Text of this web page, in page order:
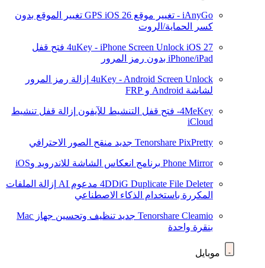
iAnyGo - تغيير موقع GPS iOS 26
تغيير الموقع بدون
كسر الحماية/الروت
4uKey - iPhone Screen Unlock iOS 27
فتح قفل
iPhone/iPad بدون رمز المرور
4uKey - Android Screen Unlock إزالة رمز المرور
لشاشة Android و FRP
4MeKey- فتح قفل التنشيط للآيفون
إزالة قفل تنشيط
iCloud
Tenorshare PixPretty جديد منقح الصور الاحترافي
Phone Mirror برنامج انعكاس الشاشة للاندرويد وiOS
4DDiG Duplicate File Deleter مدعوم AI
إزالة الملفات
المكررة باستخدام الذكاء الاصطناعي
Tenorshare Cleamio جديد
تنظيف وتحسين جهاز Mac
بنقرة واحدة
موبايل